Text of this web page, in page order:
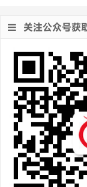
关注公众号获